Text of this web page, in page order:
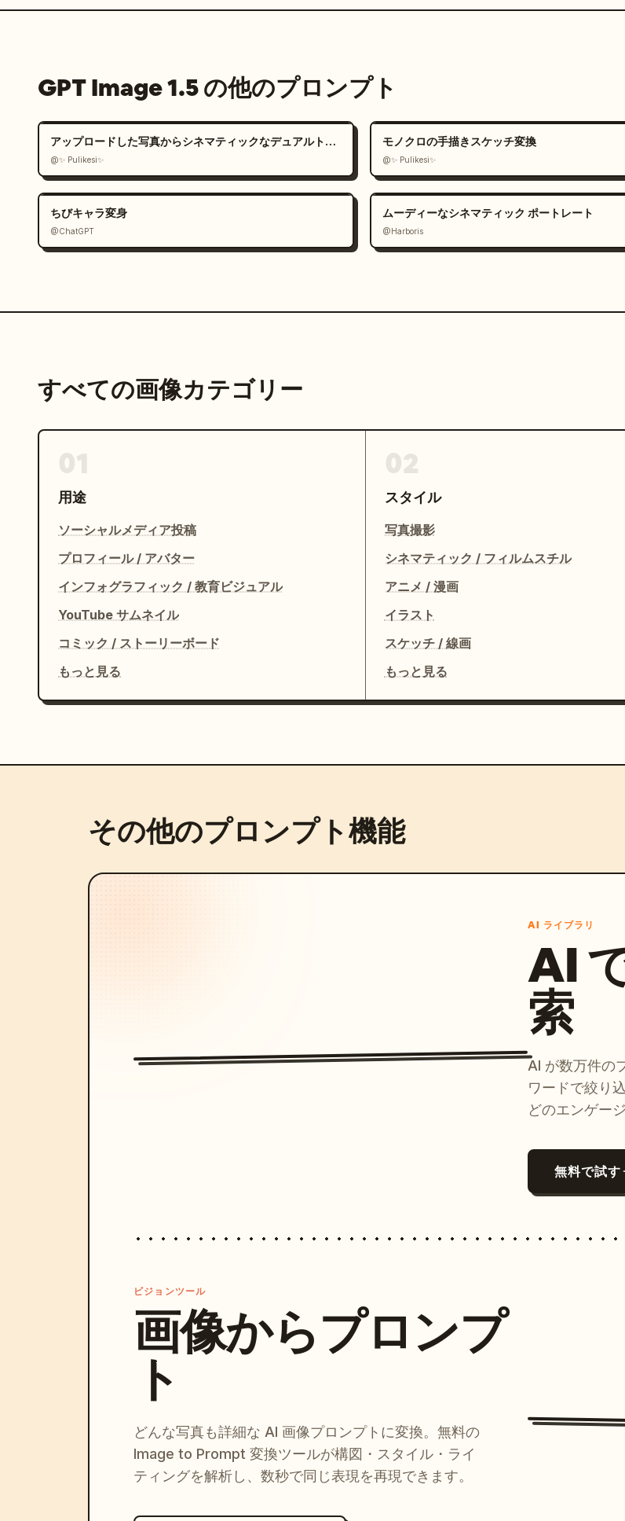
  "composition": {
    "mood": "暖かく、穏やかで、日光浴をしている"
  "color_palette": [
    "ゴールデンタン",
    "クリーム/ベージュ",
    "クールブルー",
    "ソフトグレー",
    "ホワイト"
  ],
  "prompt": "フォトリアリスティックな昼間のバルコニーのシーン：温かみのあるゴールデンブラウ
たわっている。犬はわずかに左を向き、頭を上げ、穏やかな表情でわずかに目を細めた暗い目、羽毛
ルーズ船、遠くに見える港のクレーン、右側には高層ビルが立ち並ぶかすんだ都市のスカイラインが
柔らかく焦点のぼやけた青い湾/港の景色が広がる。被写界深度は浅く、犬に鮮明な焦点が合い、背景
GPT Image 1.5 の他のプロンプト
アップロードした写真からシネマティックなデュアルトーンポートレートを作成
@✨ Pulikesi✨
モノクロの手描きスケッチ変換
@✨ Pulikesi✨
ちびキャラ変身
@ChatGPT
ムーディーなシネマティック ポートレート
@Harboris
すべての画像カテゴリー
用途
ソーシャルメディア投稿
プロフィール / アバター
インフォグラフィック / 教育ビジュアル
YouTube サムネイル
コミック / ストーリーボード
もっと見る
スタイル
写真撮影
シネマティック / フィルムスチル
アニメ / 漫画
イラスト
スケッチ / 線画
もっと見る
その他のプロンプト機能
AI ライブラリ
AI
索
AI が数万件の
ワードで絞り
どのエンゲー
無料で試す
ビジョンツール
画像からプロンプ
ト
どんな写真も詳細な AI 画像プロンプトに変換。無料の
Image to Prompt 変換ツールが構図・スタイル・ライ
ティングを解析し、数秒で同じ表現を再現できます。